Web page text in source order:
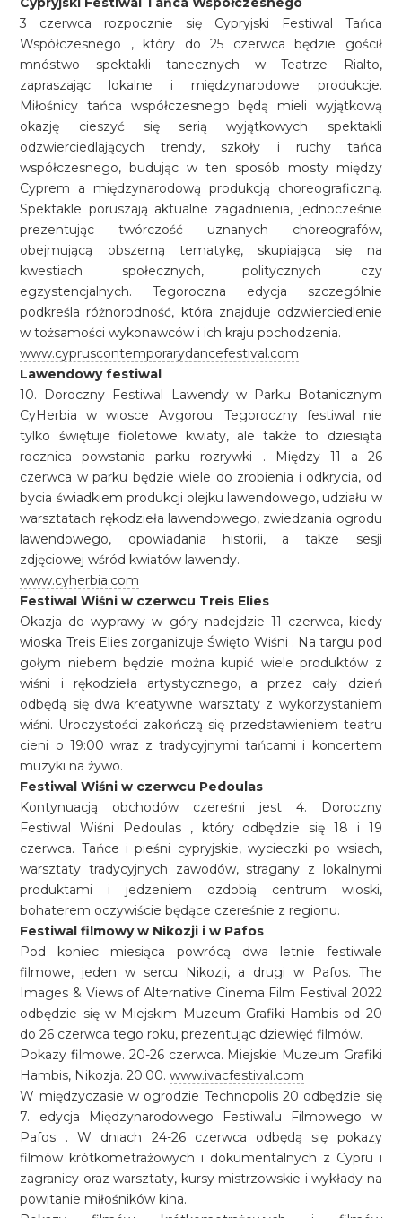
3 czerwca rozpocznie się Cypryjski Festiwal Tańca
Współczesnego , który do 25 czerwca będzie gościł
mnóstwo spektakli tanecznych w Teatrze Rialto,
zapraszając lokalne i międzynarodowe produkcje.
Miłośnicy tańca współczesnego będą mieli wyjątkową
okazję cieszyć się serią wyjątkowych spektakli
odzwierciedlających trendy, szkoły i ruchy tańca
współczesnego, budując w ten sposób mosty między
Cyprem a międzynarodową produkcją choreograficzną.
Spektakle poruszają aktualne zagadnienia, jednocześnie
prezentując twórczość uznanych choreografów,
obejmującą obszerną tematykę, skupiającą się na
kwestiach społecznych, politycznych czy
egzystencjalnych. Tegoroczna edycja szczególnie
podkreśla różnorodność, która znajduje odzwierciedlenie
w tożsamości wykonawców i ich kraju pochodzenia.
www.cypruscontemporarydancefestival.com
Lawendowy festiwal
10. Doroczny Festiwal Lawendy w Parku Botanicznym
CyHerbia w wiosce Avgorou. Tegoroczny festiwal nie
tylko świętuje fioletowe kwiaty, ale także to dziesiąta
rocznica powstania parku rozrywki . Między 11 a 26
czerwca w parku będzie wiele do zrobienia i odkrycia, od
bycia świadkiem produkcji olejku lawendowego, udziału w
warsztatach rękodzieła lawendowego, zwiedzania ogrodu
lawendowego, opowiadania historii, a także sesji
zdjęciowej wśród kwiatów lawendy.
www.cyherbia.com
Festiwal Wiśni w czerwcu Treis Elies
Okazja do wyprawy w góry nadejdzie 11 czerwca, kiedy
wioska Treis Elies zorganizuje Święto Wiśni . Na targu pod
gołym niebem będzie można kupić wiele produktów z
wiśni i rękodzieła artystycznego, a przez cały dzień
odbędą się dwa kreatywne warsztaty z wykorzystaniem
wiśni. Uroczystości zakończą się przedstawieniem teatru
cieni o 19:00 wraz z tradycyjnymi tańcami i koncertem
muzyki na żywo.
Festiwal Wiśni w czerwcu Pedoulas
Kontynuacją obchodów czereśni jest 4. Doroczny
Festiwal Wiśni Pedoulas , który odbędzie się 18 i 19
czerwca. Tańce i pieśni cypryjskie, wycieczki po wsiach,
warsztaty tradycyjnych zawodów, stragany z lokalnymi
produktami i jedzeniem ozdobią centrum wioski,
bohaterem oczywiście będące czereśnie z regionu.
Festiwal filmowy w Nikozji i w Pafos
Pod koniec miesiąca powrócą dwa letnie festiwale
filmowe, jeden w sercu Nikozji, a drugi w Pafos. The
Images & Views of Alternative Cinema Film Festival 2022
odbędzie się w Miejskim Muzeum Grafiki Hambis od 20
do 26 czerwca tego roku, prezentując dziewięć filmów.
Pokazy filmowe. 20-26 czerwca. Miejskie Muzeum Grafiki
Hambis, Nikozja. 20:00.www.ivacfestival.com
W międzyczasie w ogrodzie Technopolis 20 odbędzie się
7. edycja Międzynarodowego Festiwalu Filmowego w
Pafos . W dniach 24-26 czerwca odbędą się pokazy
filmów krótkometrażowych i dokumentalnych z Cypru i
zagranicy oraz warsztaty, kursy mistrzowskie i wykłady na
powitanie miłośników kina.